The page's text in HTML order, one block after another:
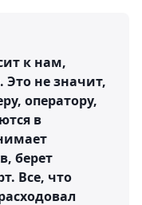
к нам,
не значит,
оператору,
в
берет
Все, что